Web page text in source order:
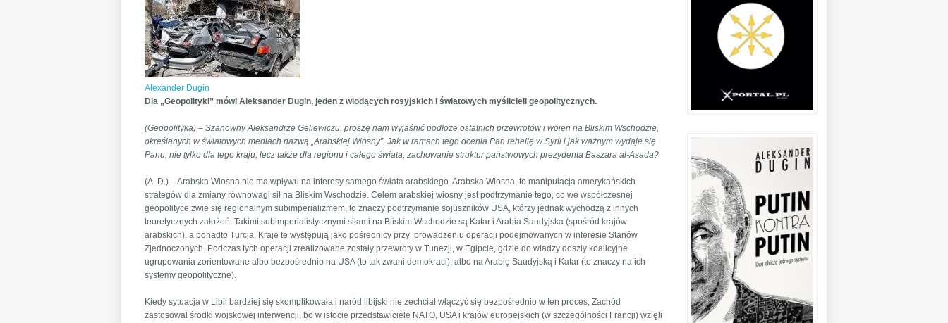
Alexander Dugin
Dla „Geopolityki” mówi Aleksander Dugin, jeden z wiodących rosyjskich i światowych myślicieli geopolitycznych.
(Geopolityka) – Szanowny Aleksandrze Geliewiczu, proszę nam wyjaśnić podłoże ostatnich przewrotów i wojen na Bliskim Wschodzie,
określanych w światowych mediach nazwą „Arabskiej Wiosny”. Jak w ramach tego ocenia Pan rebelię w Syrii i jak ważnym wydaje się
Panu, nie tylko dla tego kraju, lecz także dla regionu i całego świata, zachowanie struktur państwowych prezydenta Baszarа al-Asada?
(A. D.) – Arabska Wiosna nie ma wpływu na interesy samego świata arabskiego. Arabska Wiosna, to manipulacja amerykańskich
strategów dla zmiany równowagi sił na Bliskim Wschodzie. Celem arabskiej wiosny jest podtrzymanie tego, co we współczesnej
geopolityce zwie się regionalnym subimperializmem, to znaczy podtrzymanie sojuszników USA, którzy jednak wychodzą z innych
teoretycznych założeń. Takimi subimperialistycznymi siłami na Bliskim Wschodzie są Katar i Arabia Saudyjska (spośród krajów
arabskich), a ponadto Turcja. Kraje te występują jako pośrednicy przy prowadzeniu operacji podejmowanych w interesie Stanów
Zjednoczonych. Podczas tych operacji zrealizowane zostały przewroty w Tunezji, w Egipcie, gdzie do władzy doszły koalicyjne
ugrupowania zorientowane albo bezpośrednio na USA (to tak zwani demokraci), albo na Arabię Saudyjską i Katar (to znaczy na ich
systemy geopolityczne).
Kiedy sytuacja w Libii bardziej się skomplikowała i naród libijski nie zechciał włączyć się bezpośrednio w ten proces, Zachód
zastosował środki wojskowej interwencji, bo w istocie przedstawiciele NATO, USA i krajów europejskich (w szczególności Francji) wzięli